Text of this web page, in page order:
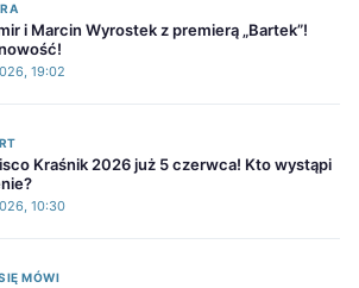
i Marcin Wyrostek z premierą „Bartek”!
19:02
Kraśnik 2026 już 5 czerwca! Kto wystąpi
10:30
MÓWI